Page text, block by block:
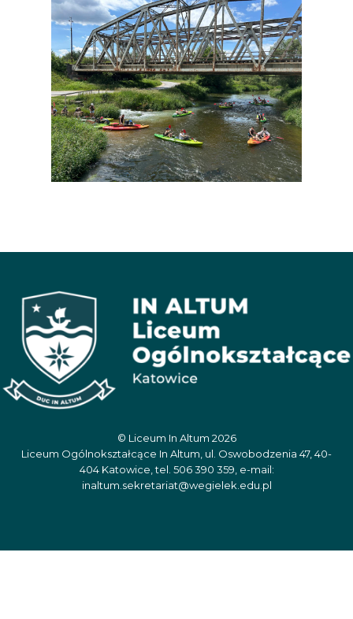
© Liceum In Altum 2026
Liceum Ogólnokształcące In Altum, ul. Oswobodzenia 47, 40-
404 Katowice, tel. 506 390 359, e-mail:
inaltum.sekretariat@wegielek.edu.pl